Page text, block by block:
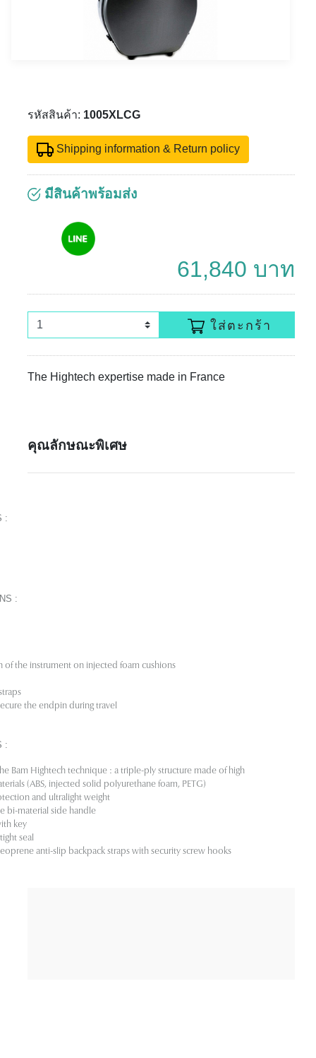
รหัสสินค้า: 1005XLCG
Shipping information & Return policy
มีสินค้าพร้อมส่ง
61,840 บาท
ใส่ตะกร้า
The Hightech expertise made in France
คุณลักษณะพิเศษ
:
:
of the instrument on injected foam cushions
the endpin during travel
:
Bam Hightech technique : a triple-ply structure made of high
(ABS, injected solid polyurethane foam, PETG)
and ultralight weight
bi-material side handle
key
seal
anti-slip backpack straps with security screw hooks